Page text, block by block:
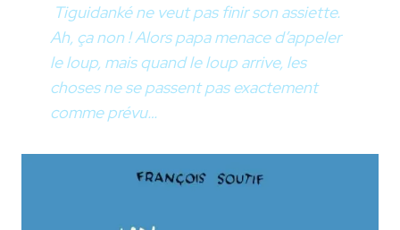
Tiguidanké ne veut pas finir son assiette.
Ah, ça non ! Alors papa menace d’appeler
le loup, mais quand le loup arrive, les
choses ne se passent pas exactement
comme prévu…